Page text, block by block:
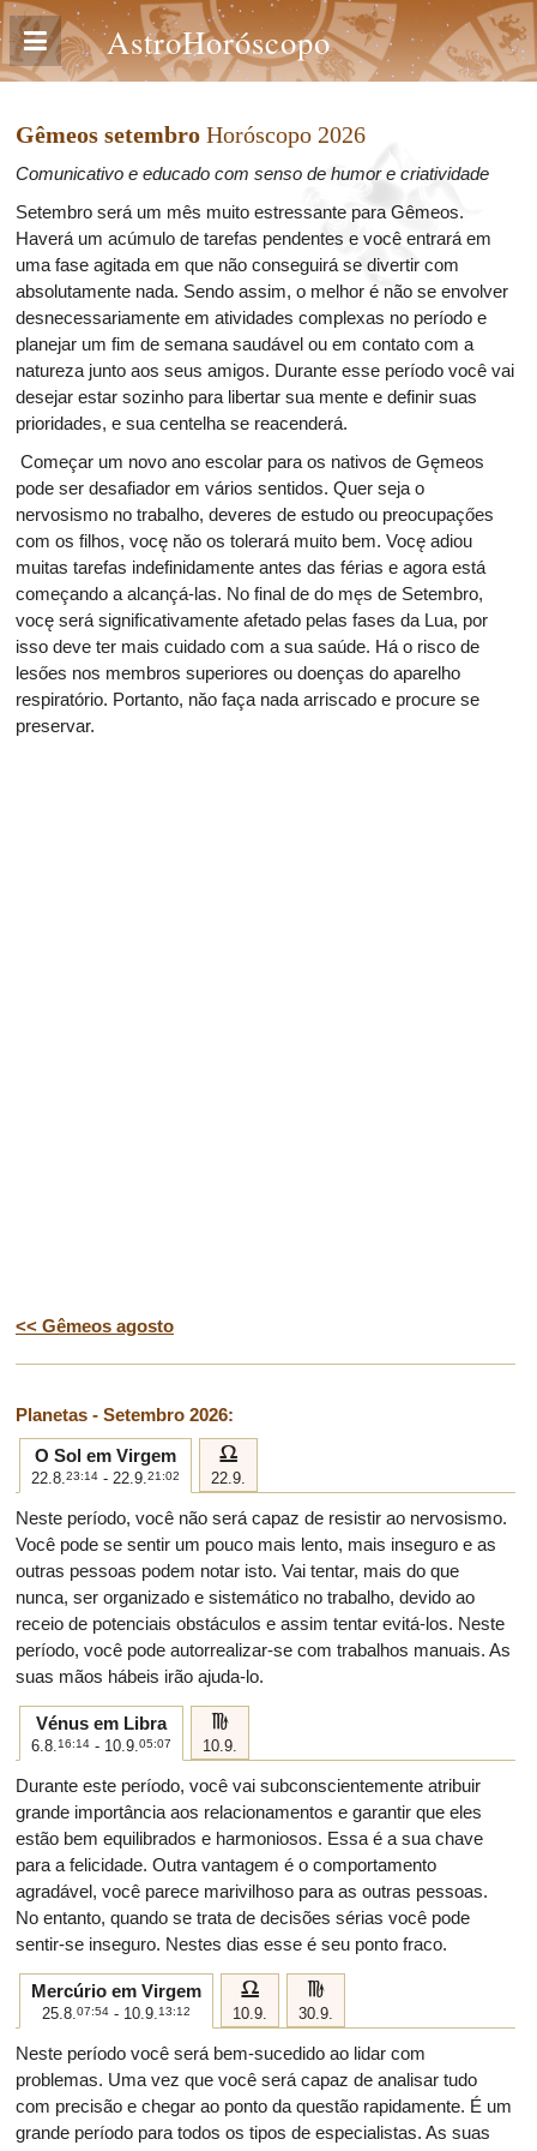
AstroHoróscopo
Gêmeos setembro Horóscopo 2026
Comunicativo e educado com senso de humor e criatividade
Setembro será um mês muito estressante para Gêmeos.
Haverá um acúmulo de tarefas pendentes e você entrará em
uma fase agitada em que não conseguirá se divertir com
absolutamente nada. Sendo assim, o melhor é não se envolver
desnecessariamente em atividades complexas no período e
planejar um fim de semana saudável ou em contato com a
natureza junto aos seus amigos. Durante esse período você vai
desejar estar sozinho para libertar sua mente e definir suas
prioridades, e sua centelha se reacenderá.
Começar um novo ano escolar para os nativos de Gęmeos
pode ser desafiador em vários sentidos. Quer seja o
nervosismo no trabalho, deveres de estudo ou preocupaçőes
com os filhos, vocę năo os tolerará muito bem. Vocę adiou
muitas tarefas indefinidamente antes das férias e agora está
começando a alcançá-las. No final de do męs de Setembro,
vocę será significativamente afetado pelas fases da Lua, por
isso deve ter mais cuidado com a sua saúde. Há o risco de
lesőes nos membros superiores ou doenças do aparelho
respiratório. Portanto, năo faça nada arriscado e procure se
preservar.
<< Gêmeos agosto
Planetas - Setembro 2026:
O Sol em Virgem
22.8.23:14 - 22.9.21:02
g
22.9.
Neste período, você não será capaz de resistir ao nervosismo.
Você pode se sentir um pouco mais lento, mais inseguro e as
outras pessoas podem notar isto. Vai tentar, mais do que
nunca, ser organizado e sistemático no trabalho, devido ao
receio de potenciais obstáculos e assim tentar evitá-los. Neste
período, você pode autorrealizar-se com trabalhos manuais. As
suas mãos hábeis irão ajuda-lo.
Vénus em Libra
6.8.16:14 - 10.9.05:07
h
10.9.
Durante este período, você vai subconscientemente atribuir
grande importância aos relacionamentos e garantir que eles
estão bem equilibrados e harmoniosos. Essa é a sua chave
para a felicidade. Outra vantagem é o comportamento
agradável, você parece marivilhoso para as outras pessoas.
No entanto, quando se trata de decisões sérias você pode
sentir-se inseguro. Nestes dias esse é seu ponto fraco.
Mercúrio em Virgem
25.8.07:54 - 10.9.13:12
g
10.9.
h
30.9.
Neste período você será bem-sucedido ao lidar com
problemas. Uma vez que você será capaz de analisar tudo
com precisão e chegar ao ponto da questão rapidamente. É um
grande período para todos os tipos de especialistas. As suas